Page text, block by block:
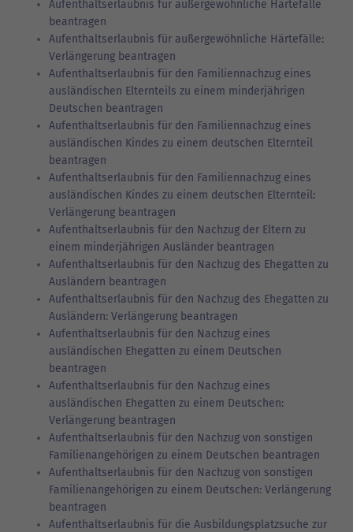
Aufenthaltserlaubnis für außergewöhnliche Härtefälle
beantragen
Aufenthaltserlaubnis für außergewöhnliche Härtefälle:
Verlängerung beantragen
Aufenthaltserlaubnis für den Familiennachzug eines
ausländischen Elternteils zu einem minderjährigen
Deutschen beantragen
Aufenthaltserlaubnis für den Familiennachzug eines
ausländischen Kindes zu einem deutschen Elternteil
beantragen
Aufenthaltserlaubnis für den Familiennachzug eines
ausländischen Kindes zu einem deutschen Elternteil:
Verlängerung beantragen
Aufenthaltserlaubnis für den Nachzug der Eltern zu
einem minderjährigen Ausländer beantragen
Aufenthaltserlaubnis für den Nachzug des Ehegatten zu
Ausländern beantragen
Aufenthaltserlaubnis für den Nachzug des Ehegatten zu
Ausländern: Verlängerung beantragen
Aufenthaltserlaubnis für den Nachzug eines
ausländischen Ehegatten zu einem Deutschen
beantragen
Aufenthaltserlaubnis für den Nachzug eines
ausländischen Ehegatten zu einem Deutschen:
Verlängerung beantragen
Aufenthaltserlaubnis für den Nachzug von sonstigen
Familienangehörigen zu einem Deutschen beantragen
Aufenthaltserlaubnis für den Nachzug von sonstigen
Familienangehörigen zu einem Deutschen: Verlängerung
beantragen
Aufenthaltserlaubnis für die Ausbildungsplatzsuche zur